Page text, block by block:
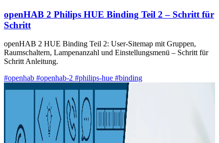
openHAB 2 Philips HUE Binding Teil 2 – Schritt für
Schritt
openHAB 2 HUE Binding Teil 2: User-Sitemap mit Gruppen,
Raumschaltern, Lampenanzahl und Einstellungsmenü – Schritt für
Schritt Anleitung.
#openhab #openhab-2 #philips-hue #binding